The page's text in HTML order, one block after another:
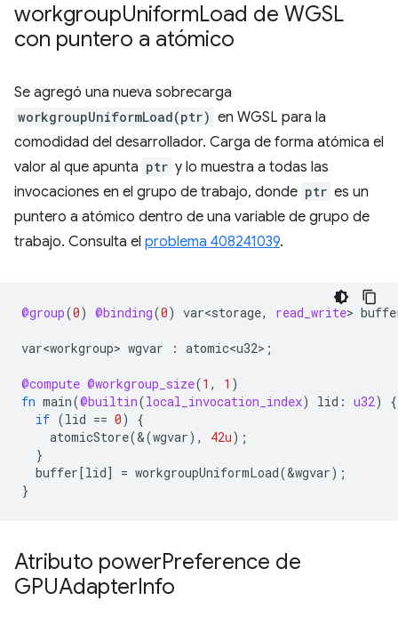
workgroupUniformLoad de WGSL
con puntero a atómico
Se agregó una nueva sobrecarga
workgroupUniformLoad(ptr) en WGSL para la
comodidad del desarrollador. Carga de forma atómica el
valor al que apunta ptr y lo muestra a todas las
invocaciones en el grupo de trabajo, donde ptr es un
puntero a atómico dentro de una variable de grupo de
trabajo. Consulta el problema 408241039.
@group(0) @binding(0) var<storage, read_write>
var<workgroup> wgvar : atomic<u32> ;
@compute @workgroup_size(1 , 1 )
fn main(@builtin(local_invocation_index) lid : u32)
{
if (lid == 0)
{
atomicStore(&(wgvar), 42u);
}
buffer[lid] = workgroupUniformLoad(&wgvar);
}
Atributo powerPreference de
GPUAdapterInfo